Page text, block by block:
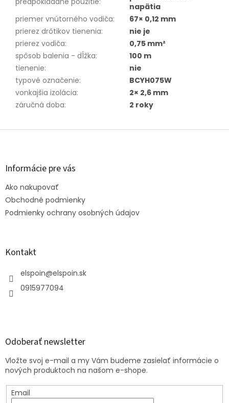
napätia
priemer vnútorného vodiča:
67× 0,12 mm
prierez drôtikov tienenia:
nie je
prierez vodiča:
0,75 mm²
spôsob balenia - dĺžka:
100 m
tienenie:
nie
typové označenie:
BCYH075W
vonkajšia izolácia:
2× 2,6 mm
záručná doba: 2 roky
Z
Informácie pre vás
Ako nakupovať
Obchodné podmienky
Podmienky ochrany osobných údajov
Kontakt
elspoin@elspoin.sk
0915977094
Odoberať newsletter
Vložte svoj e-mail a my Vám budeme zasielať informácie o
nových produktoch na našom e-shope.
Email